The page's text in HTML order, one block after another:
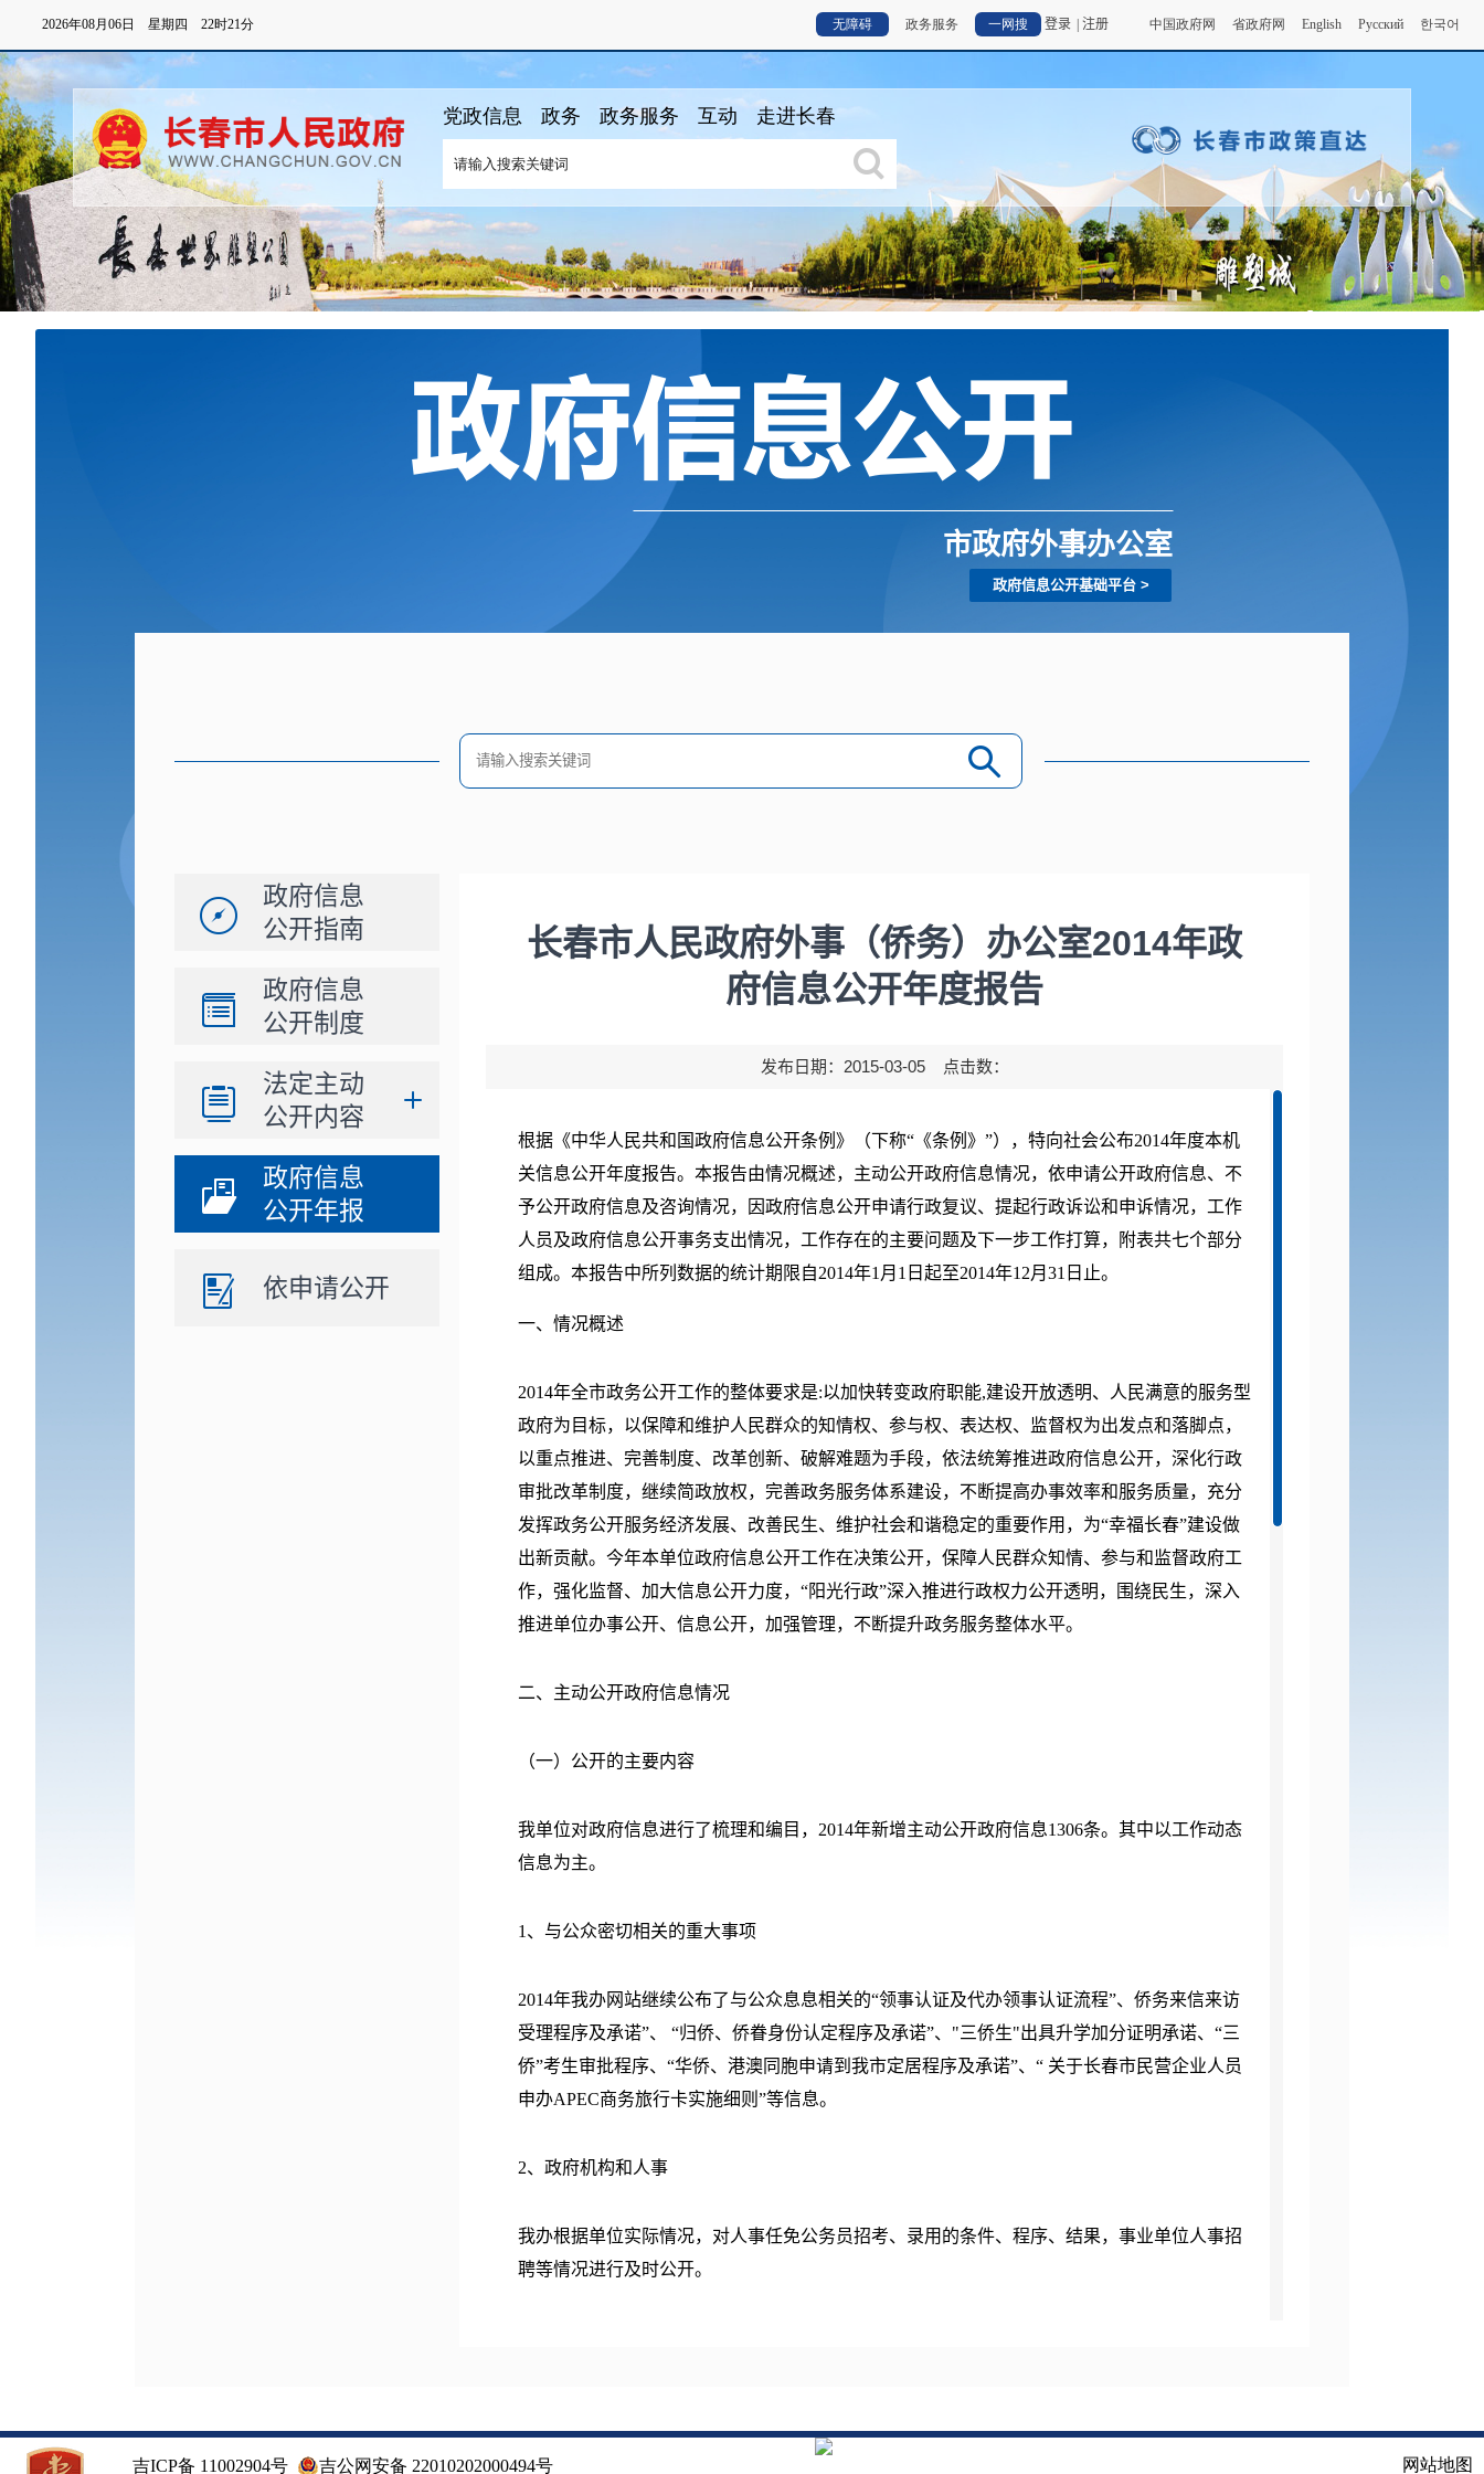
登录 注册
市政府外事办公室
政府信息公开基础平台>
政府信息
公开指南
政府信息
公开制度
法定主动
公开内容
政府信息
公开年报
依申请公开
长春市人民政府外事（侨务）办公室2014年政
府信息公开年度报告
发布日期：2015-03-05 点击数：
根据《中华人民共和国政府信息公开条例》（下称“《条例》”），特向社会公布2014年度本机
关信息公开年度报告。本报告由情况概述，主动公开政府信息情况，依申请公开政府信息、不
予公开政府信息及咨询情况，因政府信息公开申请行政复议、提起行政诉讼和申诉情况，工作
人员及政府信息公开事务支出情况，工作存在的主要问题及下一步工作打算，附表共七个部分
组成。本报告中所列数据的统计期限自2014年1 月 1 日起至2014年12月 31 日止。
一、情况概述
2014年全市政务公开工作的整体要求是:以加快转变政府职能,建设开放透明、人民满意的服务型
政府为目标，以保障和维护人民群众的知情权、参与权、表达权、监督权为出发点和落脚点，
以重点推进、完善制度、改革创新、破解难题为手段，依法统筹推进政府信息公开，深化行政
审批改革制度，继续简政放权，完善政务服务体系建设，不断提高办事效率和服务质量，充分
发挥政务公开服务经济发展、改善民生、维护社会和谐稳定的重要作用，为“幸福长春”建设做
出新贡献。今年本单位政府信息公开工作在决策公开，保障人民群众知情、参与和监督政府工
作，强化监督、加大信息公开力度，“阳光行政”深入推进行政权力公开透明，围绕民生，深入
推进单位办事公开、信息公开，加强管理，不断提升政务服务整体水平。
二、主动公开政府信息情况
（一）公开的主要内容
我单位对政府信息进行了梳理和编目， 2014年新增主动公开政府信息1306条。其中以工作动态
信息为主。
1 、与公众密切相关的重大事项
2014年我办网站继续公布了与公众息息相关的“领事认证及代办领事认证流程”、 侨务来信来访
受理程序及承诺”、 “归侨、侨眷身份认定程序及承诺”、 "三侨生"出具升学加分证明承诺、“三
侨”考生审批程序、“华侨、港澳同胞申请到我市定居程序及承诺”、“ 关于长春市民营企业人员
申办APEC商务旅行卡实施细则”等信息。
2、政府机构和人事
我办根据单位实际情况，对人事任免公务员招考、录用的条件、程序、结果，事业单位人事招
聘等情况进行及时公开。